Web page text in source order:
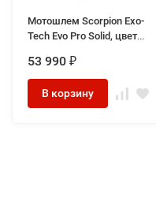
Мотошлем Scorpion Exo-
Tech Evo Pro Solid, цвет
53 990 ₽
В корзину